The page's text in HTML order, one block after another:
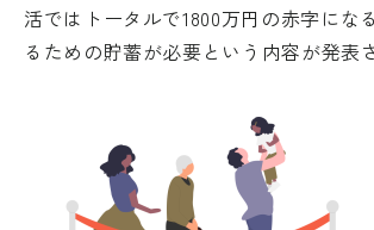
活ではトータルで1800万円の赤字にな
るための貯蓄が必要という内容が発表